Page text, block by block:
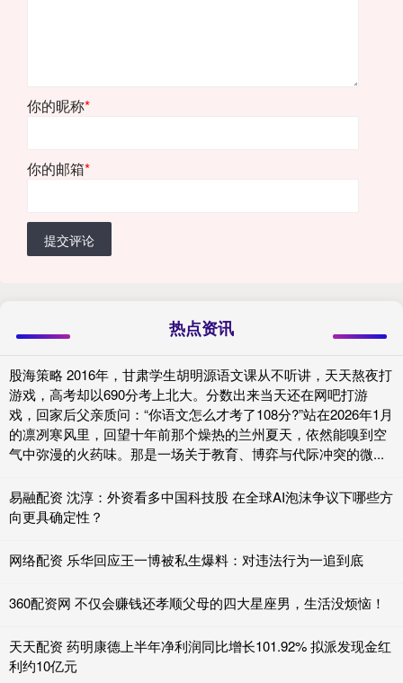
你的昵称*
你的邮箱*
提交评论
热点资讯
股海策略 2016年，甘肃学生胡明源语文课从不听讲，天天熬夜打
游戏，高考却以690分考上北大。分数出来当天还在网吧打游
戏，回家后父亲质问：“你语文怎么才考了108分?”站在2026年1月
的凛冽寒风里，回望十年前那个燥热的兰州夏天，依然能嗅到空
气中弥漫的火药味。那是一场关于教育、博弈与代际冲突的微...
易融配资 沈淳：外资看多中国科技股 在全球AI泡沫争议下哪些方
向更具确定性？
网络配资 乐华回应王一博被私生爆料：对违法行为一追到底
360配资网 不仅会赚钱还孝顺父母的四大星座男，生活没烦恼！
天天配资 药明康德上半年净利润同比增长101.92% 拟派发现金红
利约10亿元